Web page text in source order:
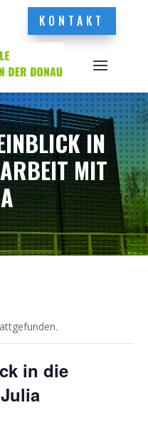
KONTAKT
IN
MIT
in die